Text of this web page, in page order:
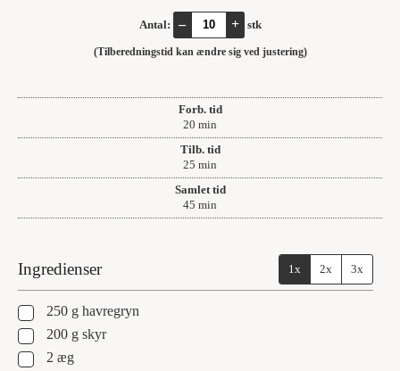
Antal: – + stk
(Tilberedningstid kan ændre sig ved justering)
Forb. tid
20 minutter
min
Tilb. tid
25 minutter
min
Samlet tid
45 minutter
min
Ingredienser 1x 2x 3x
▢
250 g havregryn
▢
200 g skyr
▢
2 æg